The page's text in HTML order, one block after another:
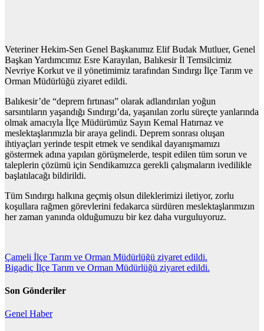
Veteriner Hekim-Sen Genel Başkanımız Elif Budak Mutluer, Genel
Başkan Yardımcımız Esre Karayılan, Balıkesir İl Temsilcimiz
Nevriye Korkut ve il yönetimimiz tarafından Sındırgı İlçe Tarım ve
Orman Müdürlüğü ziyaret edildi.
Balıkesir’de “deprem fırtınası” olarak adlandırılan yoğun
sarsıntıların yaşandığı Sındırgı’da, yaşanılan zorlu süreçte yanlarında
olmak amacıyla İlçe Müdürümüz Sayın Kemal Hatırnaz ve
meslektaşlarımızla bir araya gelindi. Deprem sonrası oluşan
ihtiyaçları yerinde tespit etmek ve sendikal dayanışmamızı
göstermek adına yapılan görüşmelerde, tespit edilen tüm sorun ve
taleplerin çözümü için Sendikamızca gerekli çalışmaların ivedilikle
başlatılacağı bildirildi.
Tüm Sındırgı halkına geçmiş olsun dileklerimizi iletiyor, zorlu
koşullara rağmen görevlerini fedakarca sürdüren meslektaşlarımızın
her zaman yanında olduğumuzu bir kez daha vurguluyoruz.
Yazı
gezinmesi
Çameli İlçe Tarım ve Orman Müdürlüğü ziyaret edildi.
Bigadiç İlçe Tarım ve Orman Müdürlüğü ziyaret edildi.
Son Gönderiler
Genel Haber